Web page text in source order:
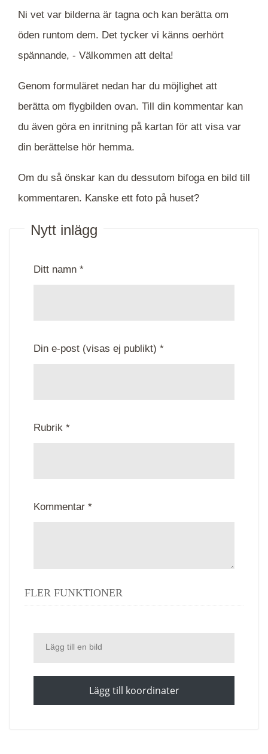
Ni vet var bilderna är tagna och kan berätta om
öden runtom dem. Det tycker vi känns oerhört
spännande, - Välkommen att delta!
Genom formuläret nedan har du möjlighet att
berätta om flygbilden ovan. Till din kommentar kan
du även göra en inritning på kartan för att visa var
din berättelse hör hemma.
Om du så önskar kan du dessutom bifoga en bild till
kommentaren. Kanske ett foto på huset?
Nytt inlägg
Ditt namn *
Din e-post (visas ej publikt) *
Rubrik *
Kommentar *
FLER FUNKTIONER
Lägg till en bild
Lägg till koordinater